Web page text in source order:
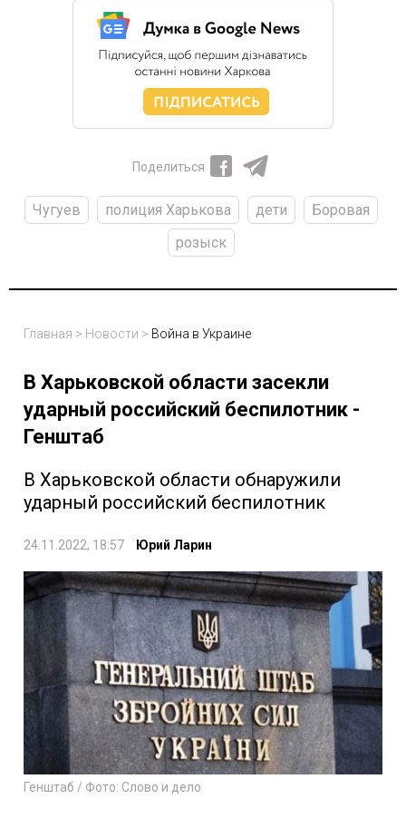
Поделиться
Чугуев полиция Харькова дети
Боровая
розыск
Главная > Новости > Война в Украине
В Харьковской области засекли
ударный российский беспилотник -
Генштаб
В Харьковской области обнаружили
ударный российский беспилотник
24.11.2022, 18:57 Юрий Ларин
Генштаб / Фото: Слово и дело